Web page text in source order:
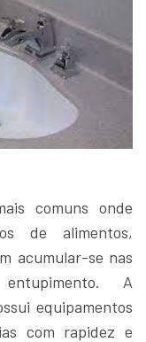
comuns onde
de alimentos,
acumular-se nas
A
equipamentos
com rapidez e